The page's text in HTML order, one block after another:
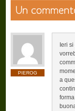
PIEROG
Ieri
a